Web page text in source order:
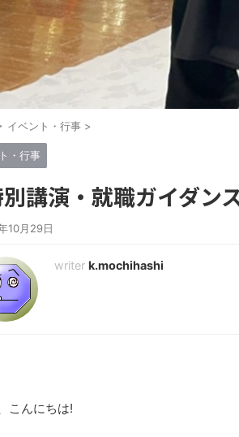
イベント・行事 >
・行事
別講演・就職ガイダン
10月29日
k.mochihashi
こんにちは!